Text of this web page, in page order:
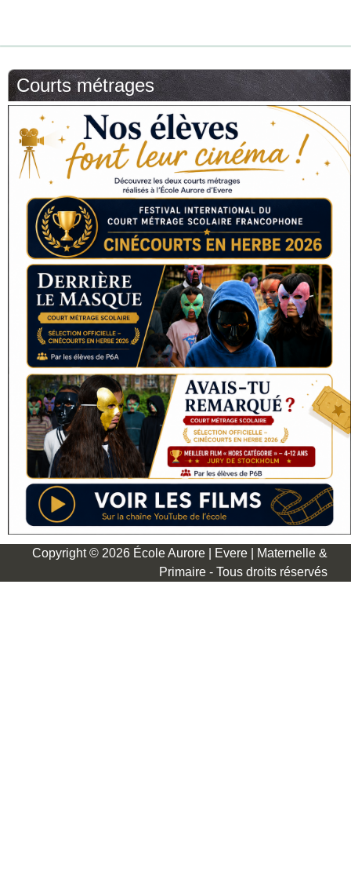
Courts métrages
Copyright © 2026 École Aurore | Evere | Maternelle &
Primaire - Tous droits réservés